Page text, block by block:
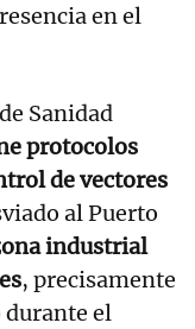
en el
Sanidad
protocolos
de vectores
al Puerto
industrial
, precisamente
el